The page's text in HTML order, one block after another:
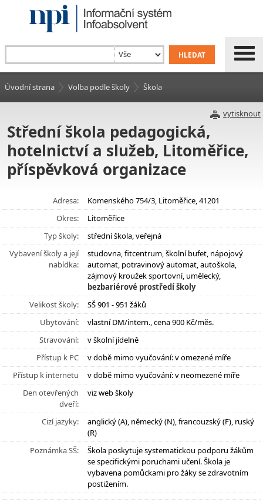
Úvodní strana Volba podle školy Škola
vytisknout
Střední škola pedagogická,
hotelnictví a služeb, Litoměřice,
příspěvková organizace
Adresa:
Komenského 754/3, Litoměřice, 41201
Okres:
Litoměřice
Typ školy:
střední škola, veřejná
Vybavení školy a její
nabídka:
studovna, fitcentrum, školní bufet, nápojový
automat, potravinový automat, autoškola,
zájmový kroužek sportovní, umělecký,
bezbariérové prostředí školy
Velikost školy:
SŠ 901 - 951 žáků
Ubytování:
vlastní DM/intern., cena 900 Kč/měs.
Stravování:
v školní jídelně
Přístup k PC
v době mimo vyučování: v omezené míře
Přístup k internetu
v době mimo vyučování: v neomezené míře
Den otevřených
dveří:
viz web školy
Cizí jazyky:
anglický (A), německý (N), francouzský (F), ruský
(R)
Poznámka SŠ:
Škola poskytuje systematickou podporu žákům
se specifickými poruchami učení. Škola je
vybavena pomůckami pro žáky se zdravotním
postižením.